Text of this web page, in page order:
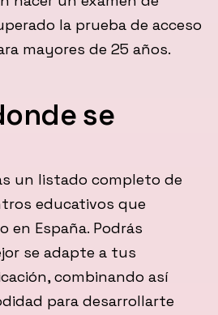
la prueba de acceso
mayores de 25 años.
se
un listado completo de
educativos que
en España. Podrás
se adapte a tus
combinando así
para desarrollarte